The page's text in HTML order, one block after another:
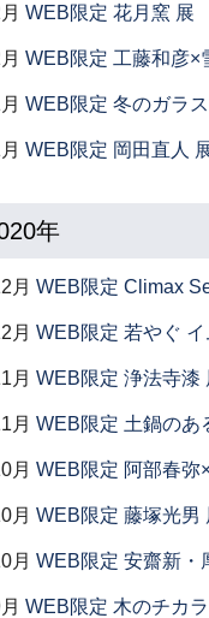
WEB限定 花月窯 展
WEB限定 工藤和彦×
WEB限定 冬のガラ
WEB限定 岡田直人
年
月 WEB限定 Climax
月 WEB限定 若やぐ
月 WEB限定 浄法寺漆
月 WEB限定 土鍋のあ
月 WEB限定 阿部春弥
月 WEB限定 藤塚光男
月 WEB限定 安齋新・
WEB限定 木のチカ